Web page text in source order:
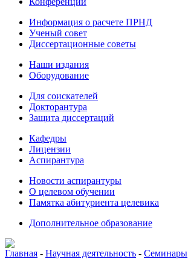
Информация о расчете ПРНД
Ученый совет
Диссертационные советы
Наши издания
Оборудование
Для соискателей
Докторантура
Защита диссертаций
Кафедры
Лицензии
Аспирантура
Новости аспирантуры
О целевом обучении
Памятка абитуриента целевика
Дополнительное образование
Главная - Научная деятельность - Семинары